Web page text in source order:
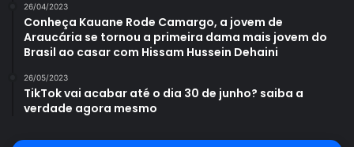
benefícios frutas nutritivas
26/04/2023
Conheça Kauane Rode Camargo, a jovem de
Araucária se tornou a primeira dama mais jovem do
Brasil ao casar com Hissam Hussein Dehaini
26/05/2023
TikTok vai acabar até o dia 30 de junho? saiba a
verdade agora mesmo